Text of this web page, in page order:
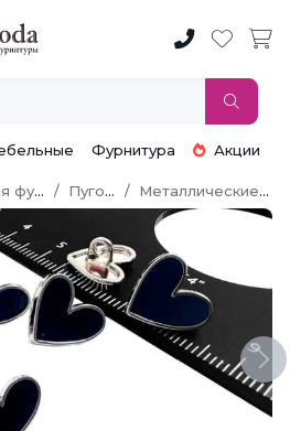
Фурнитура Акции
Пуговицы Металлические пуговицы